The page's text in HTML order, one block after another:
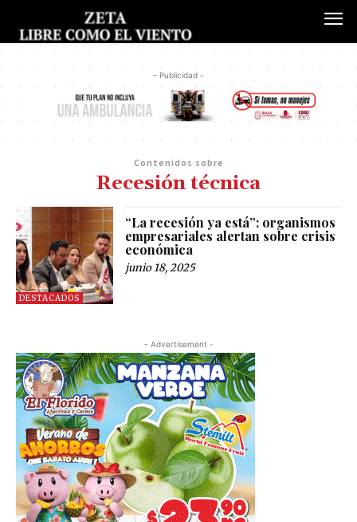
- Publicidad -
Contenidos sobre
Recesión técnica
DESTACADOS
“La recesión ya está”: organismos
empresariales alertan sobre crisis
económica
junio 18, 2025
- Advertisement -